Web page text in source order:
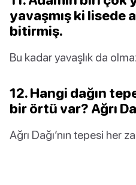
yavaşmış ki lisede
bitirmiş.
Bu kadar yavaşlık da
12. Hangi dağın
bir örtü var? Ağrı
Ağrı Dağı’nın tepesi her